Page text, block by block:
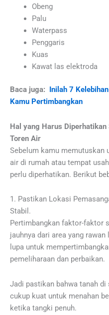
Obeng
Palu
Waterpass
Penggaris
Kuas
Kawat las elektroda
Baca juga: Inilah 7
Kamu Pertimbangkan
Hal yang Harus
Toren Air
Sebelum kamu memutuskan
air di rumah atau tempat
perlu diperhatikan. Berikut
1. Pastikan Lokasi
Stabil.
Pertimbangkan faktor-faktor
jauhnya dari area yang
lupa untuk
pemeliharaan dan perbaikan.
Jadi pastikan bahwa tanah
cukup kuat untuk menahan
ketika tangki penuh.